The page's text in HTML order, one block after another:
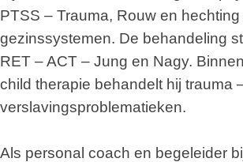
PTSS – Trauma, Rouw en
gezinssystemen. De behandeling
RET – ACT – Jung en Nagy.
child therapie behandelt hij trauma
verslavingsproblematieken.
Als personal coach en begeleider